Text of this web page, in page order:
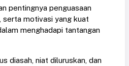
pentingnya penguasaan
serta motivasi yang kuat
menghadapi tantangan
diasah, niat diluruskan, dan